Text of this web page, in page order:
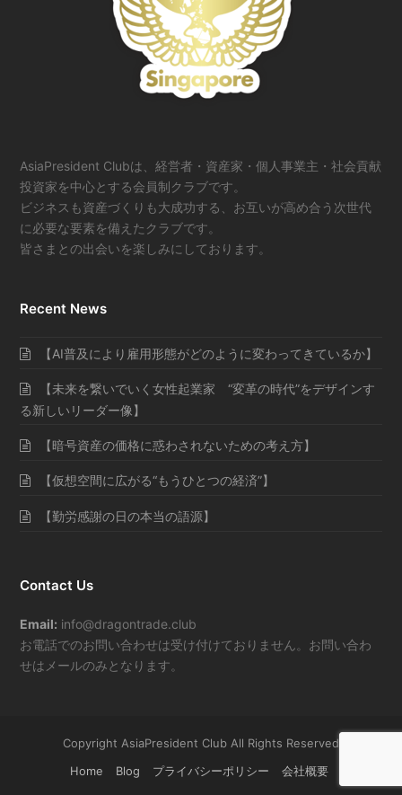
AsiaPresident Clubは、経営者・資産家・個人事業主・社会貢献
投資家を中心とする会員制クラブです。
ビジネスも資産づくりも大成功する、お互いが高め合う次世代
に必要な要素を備えたクラブです。
皆さまとの出会いを楽しみにしております。
Recent News
【AI普及により雇用形態がどのように変わってきているか】
【未来を繋いでいく女性起業家 “変革の時代”をデザインす
る新しいリーダー像】
【暗号資産の価格に惑わされないための考え方】
【仮想空間に広がる“もうひとつの経済”】
【勤労感謝の日の本当の語源】
Contact Us
Email: info@dragontrade.club
お電話でのお問い合わせは受け付けておりません。お問い合わ
せはメールのみとなります。
Copyright AsiaPresident Club All Rights Reserved
Home
Blog プライバシーポリシー 会社概要